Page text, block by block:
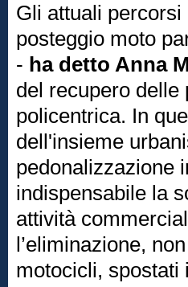
Gli attuali percorsi
posteggio moto
- ha detto Anna
del recupero delle
policentrica. In
dell'insieme
pedonalizzazione
indispensabile la
attività
l’eliminazione,
motocicli,